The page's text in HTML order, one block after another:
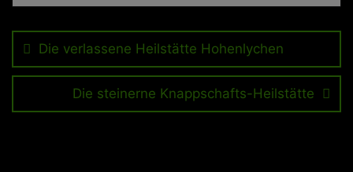
Die verlassene Heilstätte Hohenlychen
Die steinerne Knappschafts-Heilstätte